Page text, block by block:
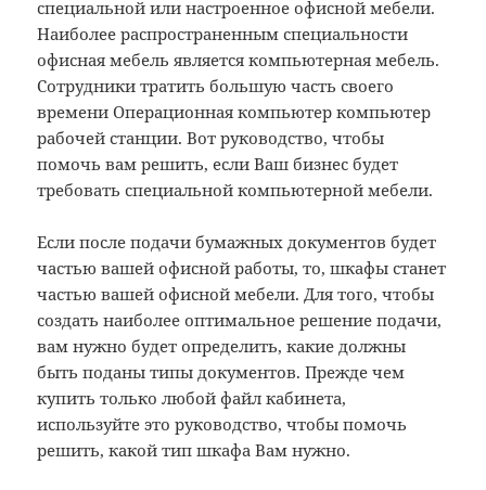
специальной или настроенное офисной мебели.
Наиболее распространенным специальности
офисная мебель является компьютерная мебель.
Сотрудники тратить большую часть своего
времени Операционная компьютер компьютер
рабочей станции. Вот руководство, чтобы
помочь вам решить, если Ваш бизнес будет
требовать специальной компьютерной мебели.
Если после подачи бумажных документов будет
частью вашей офисной работы, то, шкафы станет
частью вашей офисной мебели. Для того, чтобы
создать наиболее оптимальное решение подачи,
вам нужно будет определить, какие должны
быть поданы типы документов. Прежде чем
купить только любой файл кабинета,
используйте это руководство, чтобы помочь
решить, какой тип шкафа Вам нужно.